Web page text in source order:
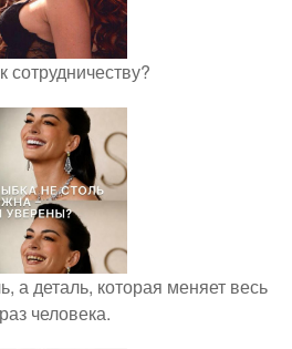
сотрудничеству?
а деталь, которая меняет весь
человека.